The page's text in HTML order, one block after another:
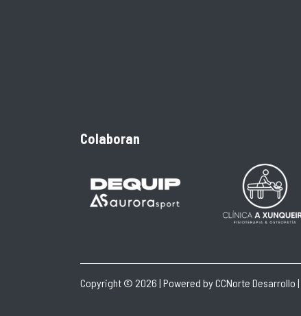
Colaboran
Copyright © 2026 | Powered byCCNorte Desarrollo |